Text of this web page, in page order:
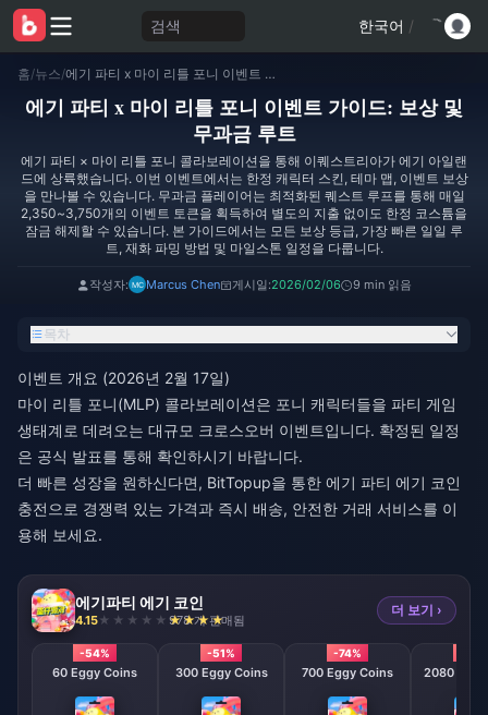
검색 한국어 /
홈/뉴스/ 에기 파티 x 마이 리틀 포니 이벤트 가이드: 보상 및 무과금 루트
에기 파티 x 마이 리틀 포니 이벤트 가이드: 보상 및
무과금 루트
에기 파티 × 마이 리틀 포니 콜라보레이션을 통해 이퀘스트리아가 에기 아일랜
드에 상륙했습니다. 이번 이벤트에서는 한정 캐릭터 스킨, 테마 맵, 이벤트 보상
을 만나볼 수 있습니다. 무과금 플레이어는 최적화된 퀘스트 루프를 통해 매일
2,350~3,750개의 이벤트 토큰을 획득하여 별도의 지출 없이도 한정 코스튬을
잠금 해제할 수 있습니다. 본 가이드에서는 모든 보상 등급, 가장 빠른 일일 루
트, 재화 파밍 방법 및 마일스톤 일정을 다룹니다.
작성자: Marcus Chen 게시일:2026/02/06 9 min 읽음
목차
이벤트 개요 (2026년 2월 17일)
마이 리틀 포니(MLP) 콜라보레이션은 포니 캐릭터들을 파티 게임
생태계로 데려오는 대규모 크로스오버 이벤트입니다. 확정된 일정
은 공식 발표를 통해 확인하시기 바랍니다.
더 빠른 성장을 원하신다면, BitTopup을 통한 에기 파티 에기 코인
충전 으로 경쟁력 있는 가격과 즉시 배송, 안전한 거래 서비스를 이
용해 보세요.
에기파티 에기 코인
4.15 978 개 판매됨
더 보기 ›
-54%
60 Eggy Coins
-51%
300 Eggy Coins
-74%
700 Eggy Coins